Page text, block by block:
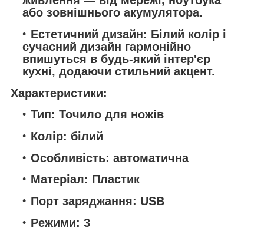
або зовнішнього акумулятора.
Естетичний дизайн: Білий колір і
сучасний дизайн гармонійно
впишуться в будь-який інтер'єр
кухні, додаючи стильний акцент.
Характеристики:
Тип: Точило для ножів
Колір: білий
Особливість: автоматична
Матеріал: Пластик
Порт заряджання: USB
Режими: 3